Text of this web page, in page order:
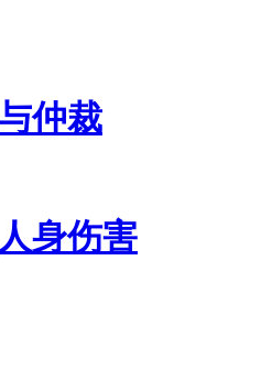
仲裁
身伤害